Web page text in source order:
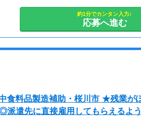
約1分でカンタン入力♪
応募へ進む
食料品製造補助・桜川市 ★残業が
遣先に直接雇用してもらえるよ